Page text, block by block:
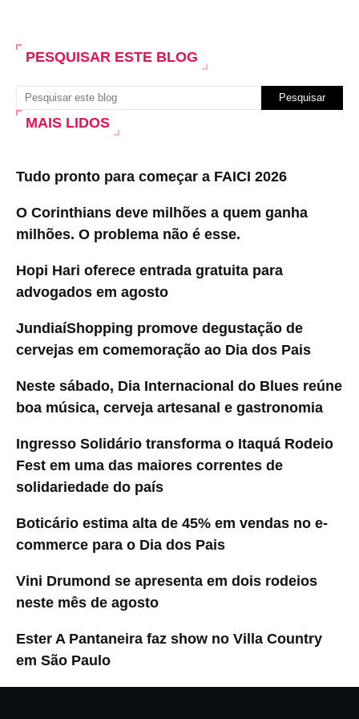
PESQUISAR ESTE BLOG
MAIS LIDOS
Tudo pronto para começar a FAICI 2026
O Corinthians deve milhões a quem ganha
milhões. O problema não é esse.
Hopi Hari oferece entrada gratuita para
advogados em agosto
JundiaíShopping promove degustação de
cervejas em comemoração ao Dia dos Pais
Neste sábado, Dia Internacional do Blues reúne
boa música, cerveja artesanal e gastronomia
Ingresso Solidário transforma o Itaquá Rodeio
Fest em uma das maiores correntes de
solidariedade do país
Boticário estima alta de 45% em vendas no e-
commerce para o Dia dos Pais
Vini Drumond se apresenta em dois rodeios
neste mês de agosto
Ester A Pantaneira faz show no Villa Country
em São Paulo